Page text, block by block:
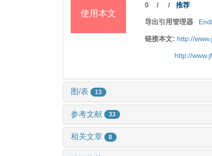
使用本文
0 / /推荐
导出引用管理器
链接本文: http://
http://
图/表 13
参考文献 33
相关文章 8